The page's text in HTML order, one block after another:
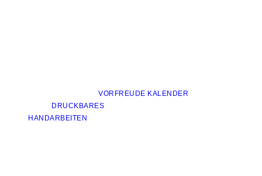
VORFREUDE KALENDER
DRUCKBARES
HANDARBEITEN